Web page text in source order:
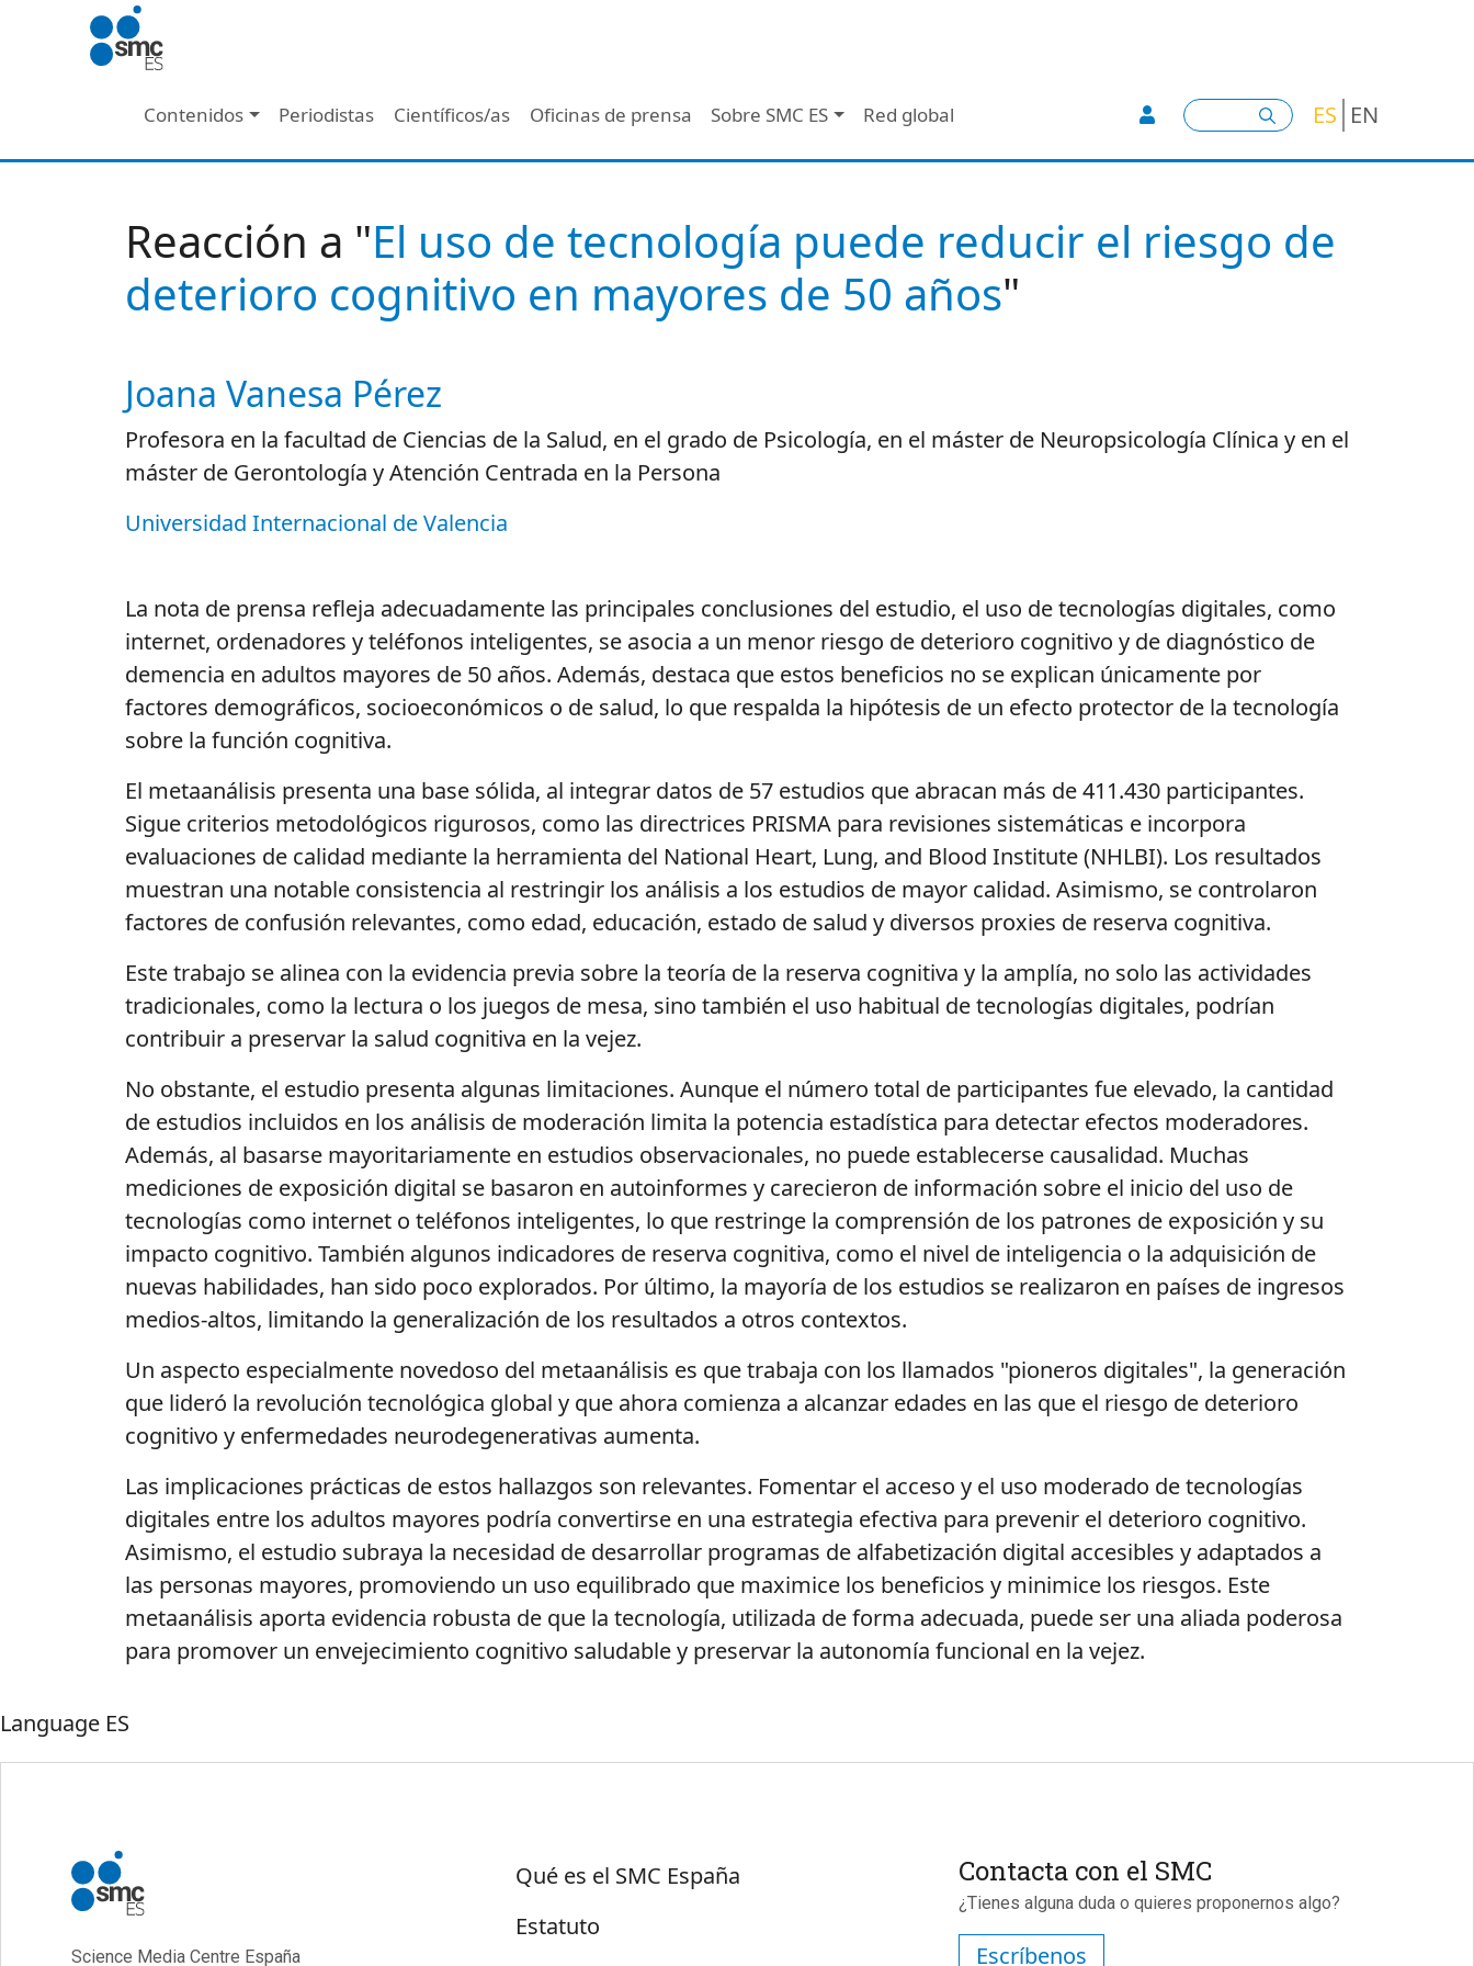
Pasar al contenido principal
Navegación principal - Header
Contenidos Periodistas Científicos/as Oficinas de prensa Sobre SMC ES Red global User account menu
Buscar ES EN
Reacción a "El uso de tecnología puede reducir el riesgo de
deterioro cognitivo en mayores de 50 años"
Autor/es reacciones
Joana Vanesa Pérez
Profesora en la facultad de Ciencias de la Salud, en el grado de Psicología, en el máster de Neuropsicología Clínica y en el
máster de Gerontología y Atención Centrada en la Persona
Universidad Internacional de Valencia
La nota de prensa refleja adecuadamente las principales conclusiones del estudio, el uso de tecnologías digitales, como
internet, ordenadores y teléfonos inteligentes, se asocia a un menor riesgo de deterioro cognitivo y de diagnóstico de
demencia en adultos mayores de 50 años. Además, destaca que estos beneficios no se explican únicamente por
factores demográficos, socioeconómicos o de salud, lo que respalda la hipótesis de un efecto protector de la tecnología
sobre la función cognitiva.
El metaanálisis presenta una base sólida, al integrar datos de 57 estudios que abracan más de 411.430 participantes.
Sigue criterios metodológicos rigurosos, como las directrices PRISMA para revisiones sistemáticas e incorpora
evaluaciones de calidad mediante la herramienta del National Heart, Lung, and Blood Institute (NHLBI). Los resultados
muestran una notable consistencia al restringir los análisis a los estudios de mayor calidad. Asimismo, se controlaron
factores de confusión relevantes, como edad, educación, estado de salud y diversos proxies de reserva cognitiva.
Este trabajo se alinea con la evidencia previa sobre la teoría de la reserva cognitiva y la amplía, no solo las actividades
tradicionales, como la lectura o los juegos de mesa, sino también el uso habitual de tecnologías digitales, podrían
contribuir a preservar la salud cognitiva en la vejez.
No obstante, el estudio presenta algunas limitaciones. Aunque el número total de participantes fue elevado, la cantidad
de estudios incluidos en los análisis de moderación limita la potencia estadística para detectar efectos moderadores.
Además, al basarse mayoritariamente en estudios observacionales, no puede establecerse causalidad. Muchas
mediciones de exposición digital se basaron en autoinformes y carecieron de información sobre el inicio del uso de
tecnologías como internet o teléfonos inteligentes, lo que restringe la comprensión de los patrones de exposición y su
impacto cognitivo. También algunos indicadores de reserva cognitiva, como el nivel de inteligencia o la adquisición de
nuevas habilidades, han sido poco explorados. Por último, la mayoría de los estudios se realizaron en países de ingresos
medios-altos, limitando la generalización de los resultados a otros contextos.
Un aspecto especialmente novedoso del metaanálisis es que trabaja con los llamados "pioneros digitales", la generación
que lideró la revolución tecnológica global y que ahora comienza a alcanzar edades en las que el riesgo de deterioro
cognitivo y enfermedades neurodegenerativas aumenta.
Las implicaciones prácticas de estos hallazgos son relevantes. Fomentar el acceso y el uso moderado de tecnologías
digitales entre los adultos mayores podría convertirse en una estrategia efectiva para prevenir el deterioro cognitivo.
Asimismo, el estudio subraya la necesidad de desarrollar programas de alfabetización digital accesibles y adaptados a
las personas mayores, promoviendo un uso equilibrado que maximice los beneficios y minimice los riesgos. Este
metaanálisis aporta evidencia robusta de que la tecnología, utilizada de forma adecuada, puede ser una aliada poderosa
para promover un envejecimiento cognitivo saludable y preservar la autonomía funcional en la vejez.
Language ES
Science Media Centre España
Sobre SMC España
Qué es el SMC España
Estatuto
Contacta con el SMC
¿Tienes alguna duda o quieres proponernos algo?
Escríbenos